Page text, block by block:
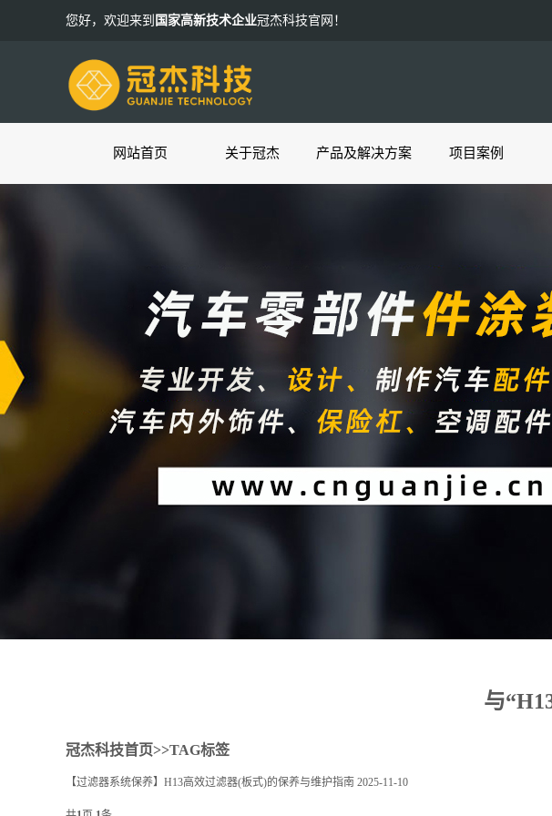
您好，欢迎来到 国家高新技术企业冠杰科技官网！
网站首页 关于冠杰 产品及解决方案 项目案例
与
冠杰科技首页>>TAG标签
【过滤器系统保养】H13高效过滤器(板式)的保养与维护指南 2025-11-10